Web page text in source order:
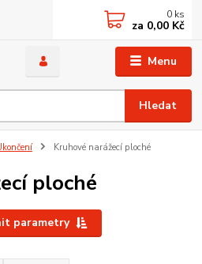
Menu
Hledat
0 ks
za 0,00 Kč
Kruhové narážecí ploché
ploché
parametry